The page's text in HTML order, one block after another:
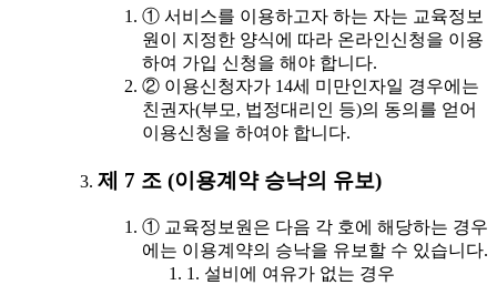
① 서비스를 이용하고자 하는 자는 교육정보
원이 지정한 양식에 따라 온라인신청을 이용
하여 가입 신청을 해야 합니다.
② 이용신청자가 14세 미만인자일 경우에는
친권자(부모, 법정대리인 등)의 동의를 얻어
이용신청을 하여야 합니다.
제 7 조 (이용계약 승낙의 유보)
① 교육정보원은 다음 각 호에 해당하는 경우
에는 이용계약의 승낙을 유보할 수 있습니다.
1. 설비에 여유가 없는 경우